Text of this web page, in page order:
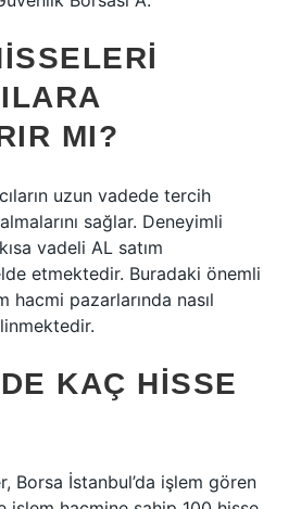
MI?
uzun vadede tercih
sağlar. Deneyimli
vadeli AL satım
etmektedir. Buradaki önemli
hacmi pazarlarında nasıl
KAÇ HISSE
Borsa İstanbul’da işlem gören